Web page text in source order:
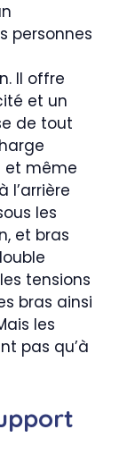
personnes
Il offre
et un
de tout
et même
l’arrière
les
et bras
tensions
bras ainsi
les
pas qu’à